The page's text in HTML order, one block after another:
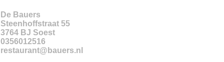
De Bauers
Steenhoffstraat 55
3764 BJ Soest
0356012516
restaurant@bauers.nl